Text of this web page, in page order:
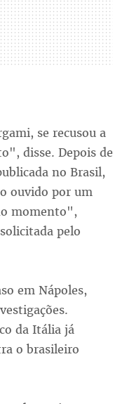
se recusou a
disse. Depois de
no Brasil,
ouvido por um
momento",
pelo
em Nápoles,
da Itália já
o brasileiro